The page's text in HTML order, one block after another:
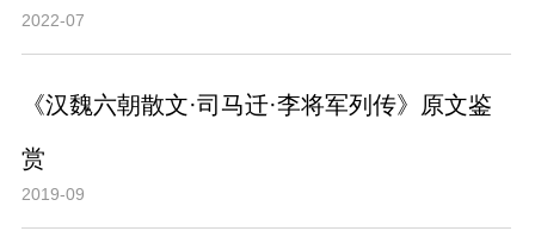
2022-07
《汉魏六朝散文·司马迁·李将军列传》原文鉴
赏
2019-09